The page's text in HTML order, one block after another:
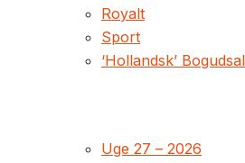
Royalt
Sport
‘Hollandsk’
Uge 27 – 2026